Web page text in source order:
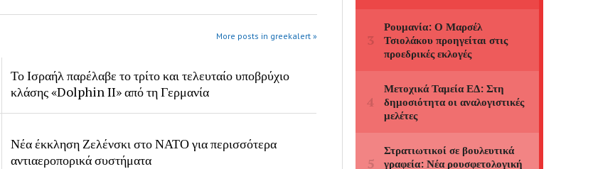
More posts in greekalert »
Το Ισραήλ παρέλαβε το τρίτο και τελευταίο υποβρύχιο
κλάσης «Dolphin II» από τη Γερμανία
Νέα έκκληση Ζελένσκι στο ΝΑΤΟ για περισσότερα
αντιαεροπορικά συστήματα